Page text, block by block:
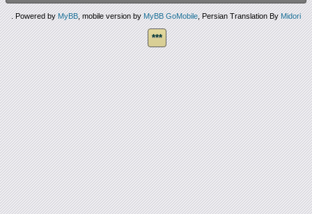
Powered byMyBB, mobile version byMyBB GoMobile, Persian Translation ByMidori
.
***